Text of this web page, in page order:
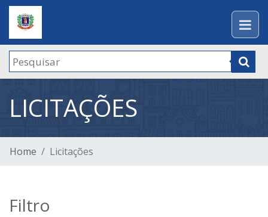
LICITAÇÕES
Home Licitações
Filtro